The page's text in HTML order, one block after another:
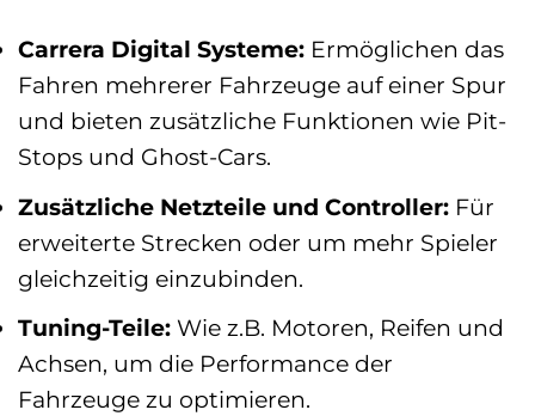
Carrera Digital Systeme: Ermöglichen das
Fahren mehrerer Fahrzeuge auf einer Spur
und bieten zusätzliche Funktionen wie Pit-
Stops und Ghost-Cars.
Zusätzliche Netzteile und Controller: Für
erweiterte Strecken oder um mehr Spieler
gleichzeitig einzubinden.
Tuning-Teile: Wie z.B. Motoren, Reifen und
Achsen, um die Performance der
Fahrzeuge zu optimieren.